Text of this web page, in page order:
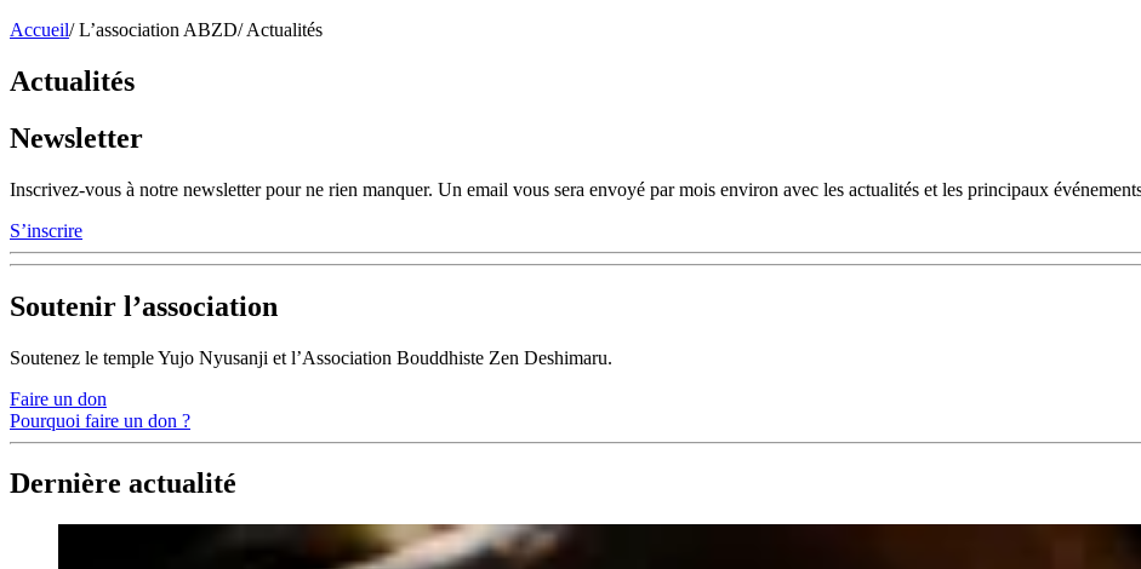
Accueil/ L’association ABZD/ Actualités
Actualités
Newsletter
Inscrivez-vous à notre newsletter pour ne rien manquer. Un email vous sera envoyé par mois environ avec les actualités et les principaux
S’inscrire
Soutenir l’association
Soutenez le temple Yujo Nyusanji et l’Association Bouddhiste Zen Deshimaru.
Faire un don
Pourquoi faire un don ?
Dernière actualité